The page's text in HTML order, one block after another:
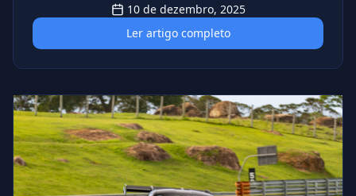
desafiadoras vimos um grid que foi muito além
de uma competição: foi uma verdadeira aula de
companheirismo, camaradagem e far play.
10 de dezembro, 2025
Ler artigo completo